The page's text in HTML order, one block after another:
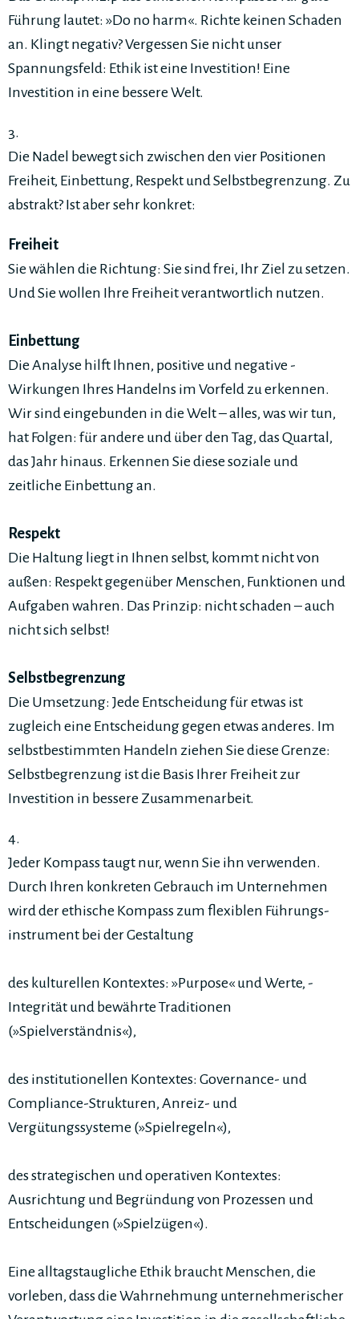
Führung lautet: »Do no harm«. ­­­Richte keinen Schaden
an. Klingt negativ? ­­Vergessen Sie nicht unser
Spannungsfeld: Ethik ist eine Investition! ­Eine
Investition in eine bessere Welt.
3.
Die Nadel bewegt sich zwischen den vier Positionen
Freiheit, Einbettung, Respekt und Selbst­begrenzung. Zu
abstrakt? Ist aber sehr konkret:
Freiheit
Sie wählen die Richtung: Sie sind frei, Ihr Ziel zu setzen.
Und Sie wollen Ihre Freiheit verantwortlich nutzen.
Einbettung
Die Analyse hilft Ihnen, positive und negative ­
Wirkungen Ihres Handelns im Vorfeld zu erkennen.
Wir sind eingebunden in die Welt – ­­alles, was wir tun,
hat Folgen: für andere und über den Tag, das Quartal,
das Jahr hinaus. Erkennen Sie diese soziale und
zeitliche Einbettung an.
Respekt
Die Haltung liegt in Ihnen selbst, kommt nicht von
außen: Respekt gegenüber Menschen, Funktionen und
Aufgaben wahren. Das Prinzip: nicht schaden – auch
nicht sich selbst!
Selbstbegrenzung
Die Umsetzung: Jede Entscheidung für etwas ist
zugleich eine Entscheidung gegen etwas anderes. Im
selbstbestimmten Handeln ziehen Sie diese Grenze:
Selbstbegrenzung ist die Basis Ihrer Freiheit zur
Investition in bessere Zusammenarbeit.
4.
Jeder Kompass taugt nur, wenn Sie ihn verwenden.
Durch Ihren konkreten Gebrauch im Unternehmen
wird der ethische Kompass zum flexiblen Führungs­
instrument bei der Gestaltung
des kulturellen Kontextes: »Purpose« und Werte, ­­
Integrität und bewährte Traditionen
(»Spielverständnis«),
des institutionellen Kontextes: ­Governance- und
Compliance-Strukturen, ­Anreiz- und
Vergütungssysteme (»Spielregeln«),
des ­strategischen und operativen Kontextes:
Ausrichtung und Begründung von Prozessen und
Entscheidungen ­(»Spielzügen«).
Eine alltagstaugliche Ethik braucht Menschen, die
vorleben, dass die Wahrnehmung unternehmerischer